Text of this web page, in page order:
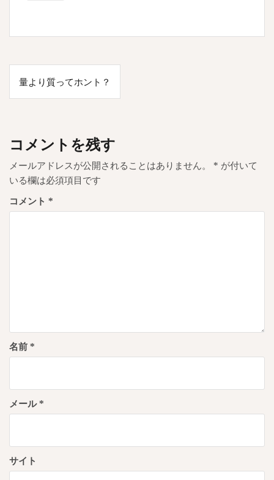
投
稿
ビ
ゲ
ー
シ
ョ
量より質ってホント？
コメントを残す
メールアドレスが公開されることはありません。 * が付いて
いる欄は必須項目です
コメント *
名前 *
メール*
サイト